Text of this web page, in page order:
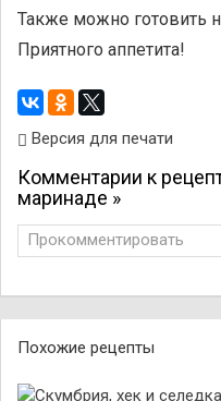
Также можно готовить
Приятного аппетита!
Версия для печати
Комментарии к
маринаде »
Прокомментировать
Похожие рецепты